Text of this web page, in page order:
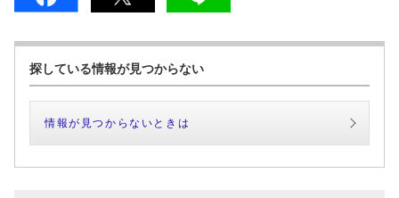
探している情報が見つからない
情報が見つからないときは